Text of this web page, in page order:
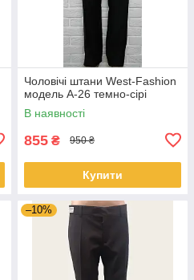
Чоловічі штани West-Fashion
модель A-26 темно-сірі
В наявності
855 ₴ 950 ₴
Купити
–10%